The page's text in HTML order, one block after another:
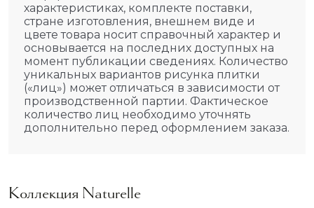
характеристиках, комплекте поставки,
стране изготовления, внешнем виде и
цвете товара носит справочный характер и
основывается на последних доступных на
момент публикации сведениях. Количество
уникальных вариантов рисунка плитки
(«лиц») может отличаться в зависимости от
производственной партии. Фактическое
количество лиц необходимо уточнять
дополнительно перед оформлением заказа.
Коллекция Naturelle